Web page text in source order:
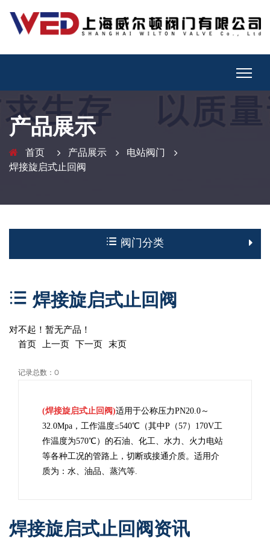
产品展示
首页 产品展示
电站阀门
焊接旋启式止回阀
阀门分类
焊接旋启式止回阀
对不起！暂无产品！
首页 上一页 下一页 末页
记录总数：0
(焊接旋启式止回阀)适用于公称压力PN20.0～
32.0Mpa，工作温度≤540℃（其中P（57）170V工
作温度为570℃）的石油、化工、水力、火力电站
等各种工况的管路上，切断或接通介质。适用介
质为：水、油品、蒸汽等.
焊接旋启式止回阀资讯